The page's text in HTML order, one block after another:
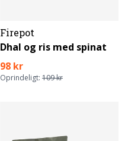
Firepot
Dhal og ris med spinat
98 kr
Oprindeligt: 109 kr